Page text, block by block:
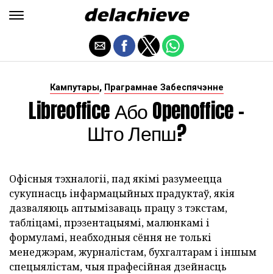
Кампутары, Праграмнае Забеспячэнне
Libreoffice Або Openoffice -
Што Лепш?
Офісныя тэхналогіі, пад якімі разумеецца
сукупнасць інфармацыйных прадуктаў, якія
дазваляюць аптымізаваць працу з тэкстам,
табліцамі, прэзентацыямі, малюнкамі і
формуламі, неабходныя сёння не толькі
менеджэрам, журналістам, бухгалтарам і іншым
спецыялістам, чыя прафесійная дзейнасць